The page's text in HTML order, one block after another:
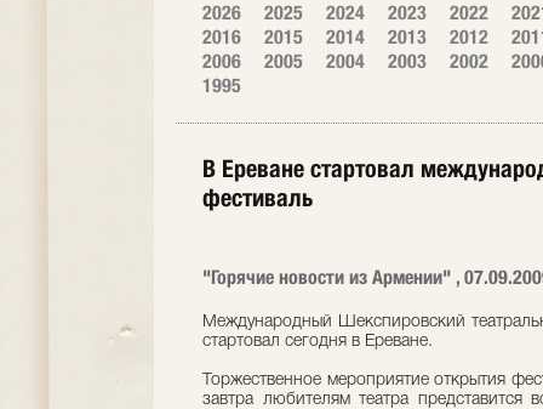
2026 2025 2024 2023 2022
2016
2015 2014 2013 2012
2006
2005 2004 2003 2002
1995
В Ереване стартовал
фестиваль
"Горячие новости из Армении" ,
Международный Шекспировский
стартовал сегодня в Ереване.
Торжественное мероприятие открытия
завтра любителям театра представится